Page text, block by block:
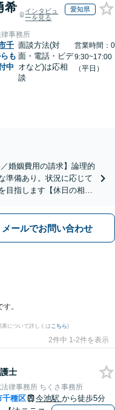
希
インタビュ
ーを見る
愛知県
事務所
千
も
中
面談方法(対
面・電話・ビデ
オなど)は応相
談
営業時間：0
9:30~17:00
（平日）
婚姻費用の請求】論理的
準備あり。状況に応じて
目指します【休日の相談
メールでお問い合わせ
。
果について詳しくは こちら)
2件中 1-2件を表示
士
律事務所 ちくさ事務所
千種区 今池駅 から徒歩5分